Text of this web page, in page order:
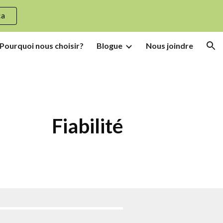
Pourquoi nous choisir? Blogue Nous joindre
Fiabilité